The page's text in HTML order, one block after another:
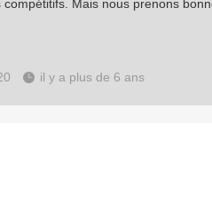
Mais nous prenons
il y a plus de 6 ans